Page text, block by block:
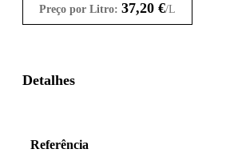
Preço por Litro: 37,20 €/L
Detalhes
Referência